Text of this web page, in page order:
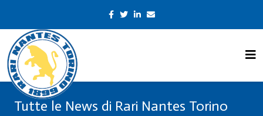
Tutte le News di Rari Nantes Torino